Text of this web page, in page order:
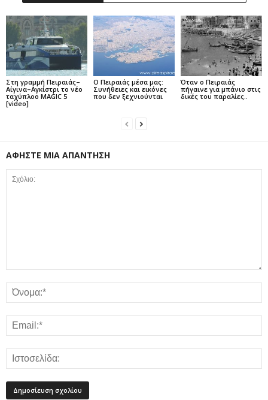
Στη γραμμή Πειραιάς–
Αίγινα–Αγκίστρι το νέο
ταχύπλοο MAGIC 5
[video]
Ο Πειραιάς μέσα μας:
Συνήθειες και εικόνες
που δεν ξεχνιούνται
Όταν ο Πειραιάς
πήγαινε για μπάνιο στις
δικές του παραλίες..
ΑΦΗΣΤΕ ΜΙΑ ΑΠΑΝΤΗΣΗ